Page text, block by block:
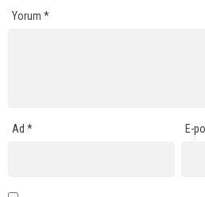
Yorum *
Ad * E-